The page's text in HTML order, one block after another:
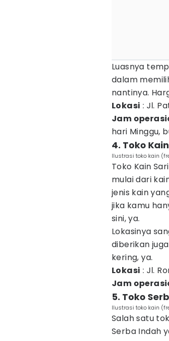
Luasnya
dalam
nantinya.
Lokasi : Jl.
Jam
hari Minggu,
4. Toko
Ilustrasi toko kain
Toko Kain
mulai dari
jenis kain
jika kamu
sini, ya.
Lokasinya
diberikan
kering, ya.
Lokasi : Jl.
Jam
5. Toko
Ilustrasi toko kain
Salah satu
Serba Indah